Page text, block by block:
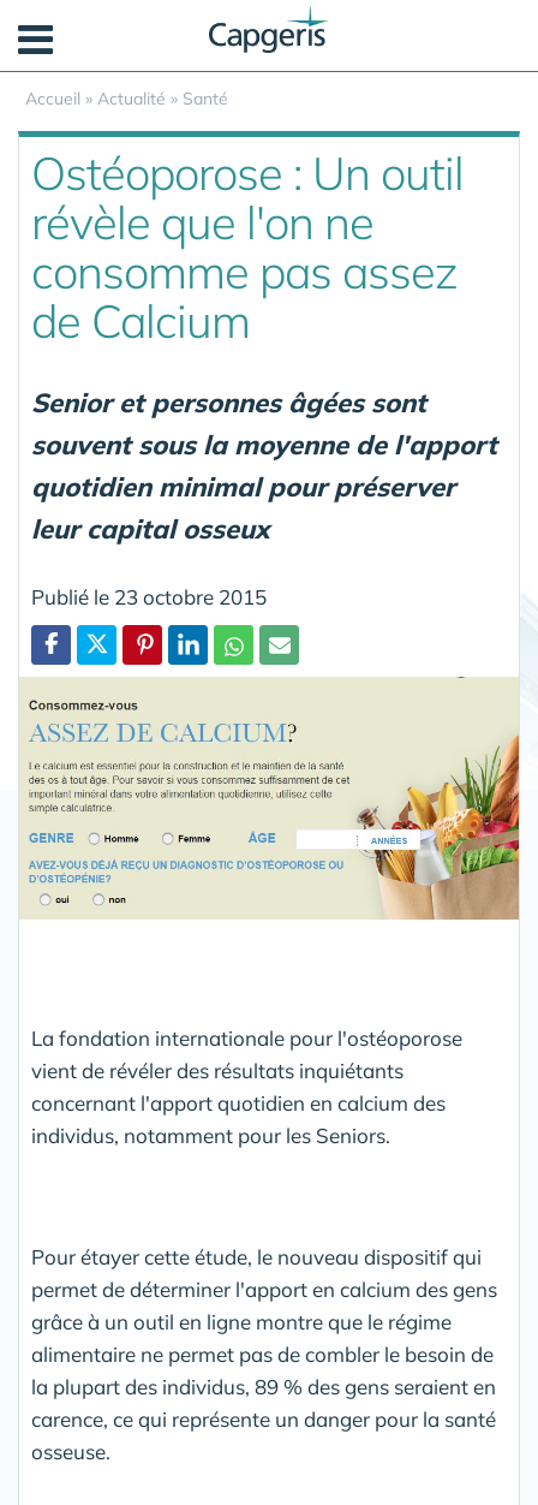
Accueil » Actualité » Santé
Ostéoporose : Un outil
révèle que l'on ne
consomme pas assez
de Calcium
Senior et personnes âgées sont
souvent sous la moyenne de l'apport
quotidien minimal pour préserver
leur capital osseux
Publié le 23 octobre 2015
Partager
La fondation internationale pour l'ostéoporose
vient de révéler des résultats inquiétants
concernant l'apport quotidien en calcium des
individus, notamment pour les Seniors.
Pour étayer cette étude, le nouveau dispositif qui
permet de déterminer l'apport en calcium des gens
grâce à un outil en ligne montre que le régime
alimentaire ne permet pas de combler le besoin de
la plupart des individus, 89 % des gens seraient en
carence, ce qui représente un danger pour la santé
osseuse.
Panneau de gestion des cookies